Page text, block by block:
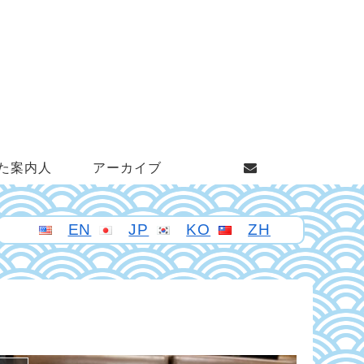
案内人 アーカイブ
EN JP KO ZH